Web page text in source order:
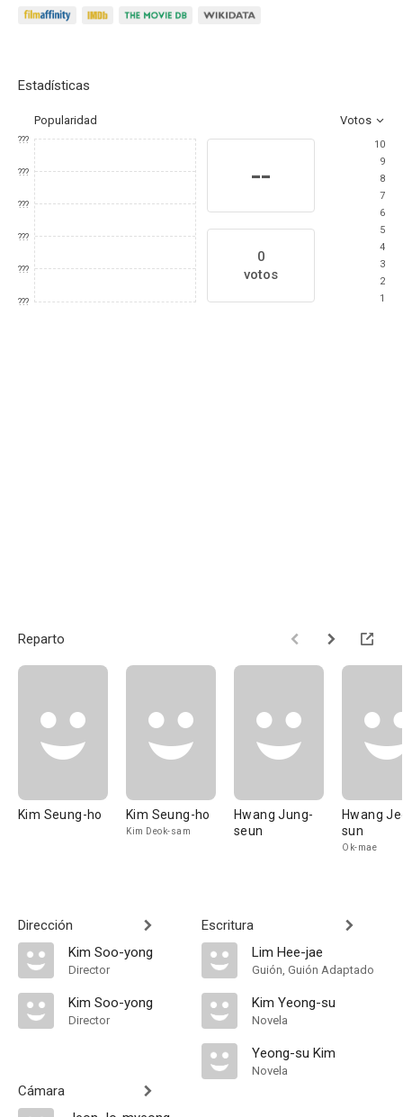
Estadísticas
Popularidad Votos
???
???
???
???
???
???
--
0
votos
10
9
8
7
6
5
4
3
2
1
Reparto
Kim Seung-ho Kim Seung-ho
Kim Deok-sam
Hwang Jung-
seun
Hwang
sun
Ok-mae
Dirección
Kim Soo-yong
Director
Kim Soo-yong
Director
Cámara
Escritura
Lim Hee-jae
Guión, Guión Adaptado
Kim Yeong-su
Novela
Yeong-su Kim
Novela